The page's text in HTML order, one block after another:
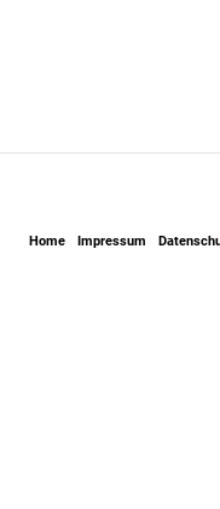
Home Impressum